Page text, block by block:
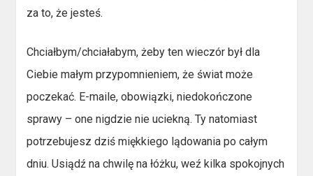
za to, że jesteś.
Chciałbym/chciałabym, żeby ten wieczór był dla
Ciebie małym przypomnieniem, że świat może
poczekać. E-maile, obowiązki, niedokończone
sprawy – one nigdzie nie uciekną. Ty natomiast
potrzebujesz dziś miękkiego lądowania po całym
dniu. Usiądź na chwilę na łóżku, weź kilka spokojnych